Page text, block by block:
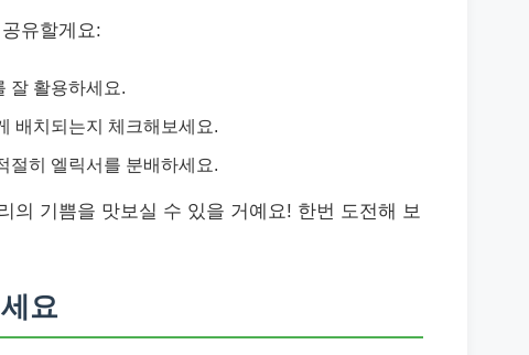
유할게요:
잘 활용하세요.
배치되는지 체크해보세요.
절히 엘릭서를 분배하세요.
의 기쁨을 맛보실 수 있을 거예요! 한번 도전해 보
요